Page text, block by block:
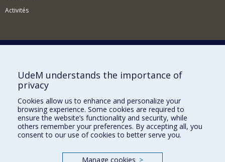
Activités
Comment soutenir le Département?
BESOIN D'AIDE?
Plan du site
Signaler une erreur
Accessibilité
UdeM understands the importance of
privacy
Cookies allow us to enhance and personalize your
browsing experience. Some cookies are required to
ensure the website’s functionality and security, while
others remember your preferences. By accepting all, you
consent to our use of cookies to better serve you.
Manage cookies >